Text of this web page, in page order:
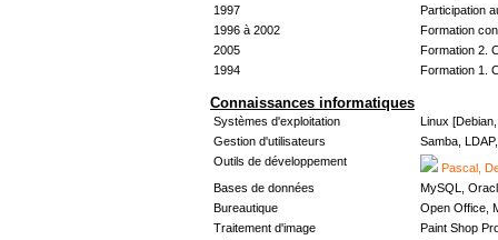
1997
Participation
1996 à 2002
Formation
2005
Formation 2.
1994
Formation 1.
Connaissances informatiques
Systèmes d'exploitation
Linux
Gestion d'utilisateurs
Samba,
Outils de développement
Pascal,
Bases de données
MySQL,
Bureautique
Open Office,
Traitement d'image
Paint Shop